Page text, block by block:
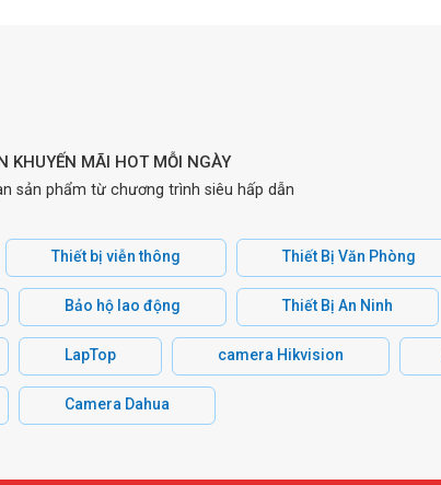
KHUYẾN MÃI HOT MỖI NGÀY
sản phẩm từ chương trình siêu hấp dẫn
Thiết bị viễn thông Thiết Bị Văn Phòng
Bảo hộ lao động Thiết Bị An Ninh
LapTop camera Hikvision
Camera Dahua